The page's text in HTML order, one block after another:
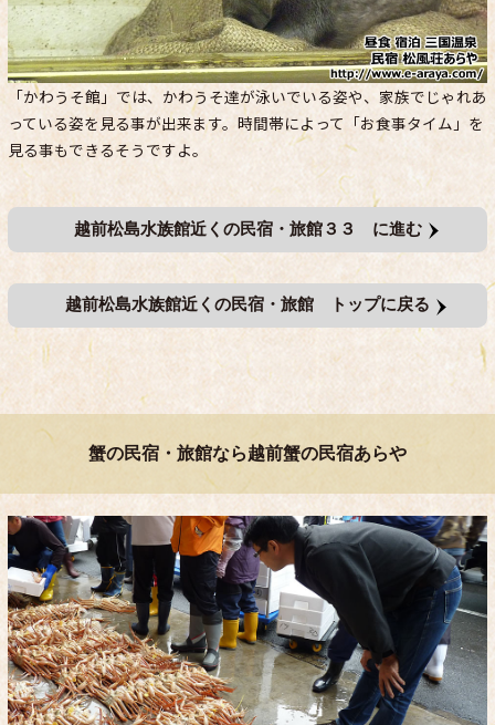
「かわうそ館」では、かわうそ達が泳いでいる姿や、家族でじゃれあ
っている姿を見る事が出来ます。時間帯によって「お食事タイム」を
見る事もできるそうですよ。
越前松島水族館近くの民宿・旅館３３ に進む
越前松島水族館近くの民宿・旅館 トップに戻る
蟹の民宿・旅館なら越前蟹の民宿あらや